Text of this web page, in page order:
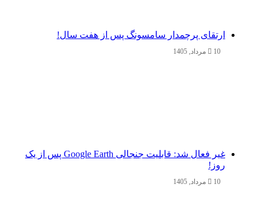
ارتقای پرچمدار سامسونگ پس از هفت سال!
10 مرداد, 1405
غیر فعال شد: قابلیت جنجالی Google Earth پس از یک
روز!
10 مرداد, 1405